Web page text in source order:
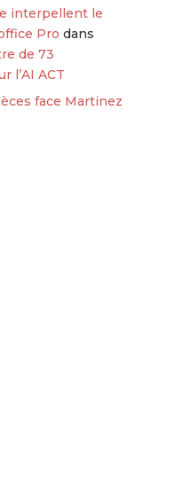
interpellent le
Pro dans
de 73
l’AI ACT
face Martinez